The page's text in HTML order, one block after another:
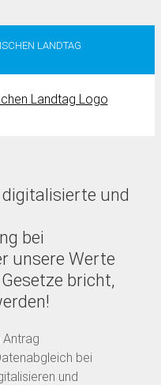
LANDTAG
digitalisierte und
bei
unsere Werte
bricht,
Antrag
bei
und